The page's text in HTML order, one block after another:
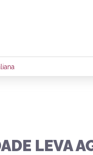
para receber toda
da região.
LEVA